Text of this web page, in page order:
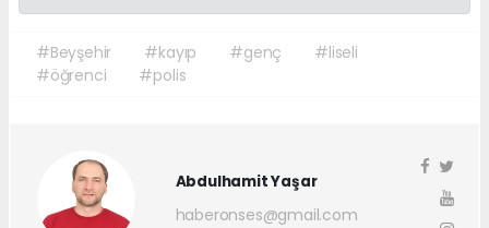
#Beyşehir #kayıp #genç
#liseli
#öğrenci
#polis
Abdulhamit Yaşar
haberonses@gmail.com